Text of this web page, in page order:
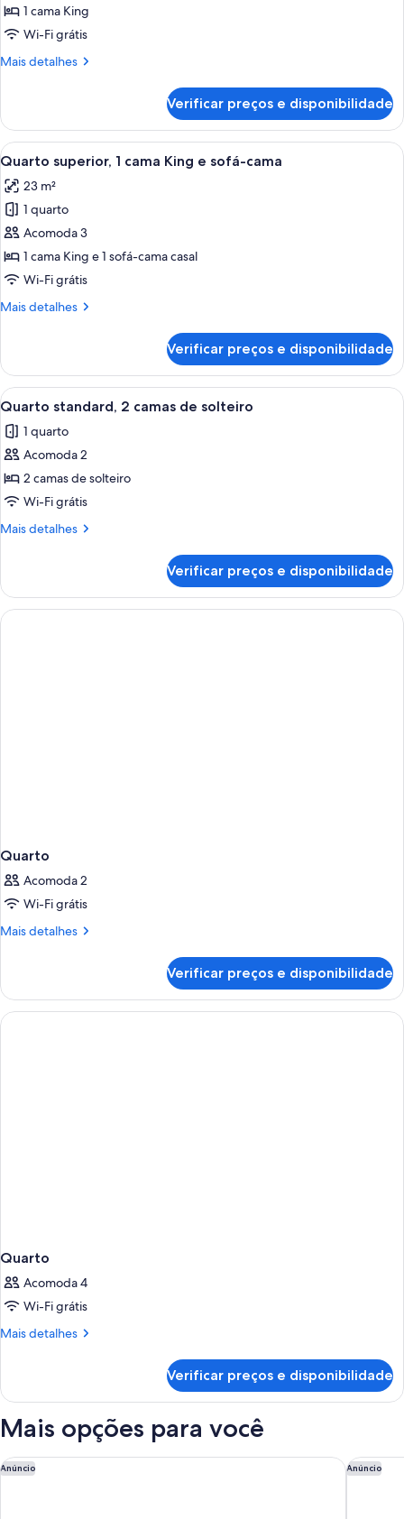
Quarto
standard,
cama
1 cama King
Wi-Fi grátis
Mais detalhes
Mais
standard,
cama
Verificar preços e disponibilidade
Carrega
todas
as
fotos
de
Quarto
superior,
cama
sofá-
cama
Roupas de cama premium, cofres
5
Quarto superior, 1 cama King e sofá-cama
23 m²
1 quarto
Acomoda 3
1 cama King e 1 sofá-cama casal
Wi-Fi grátis
Mais detalhes
Mais
superior,
cama
e
sofá-
Verificar preços e disponibilidade
Carrega
todas
as
fotos
de
Quarto
standard,
de
solteiro
Quarto de hotel com cama,
5
Quarto standard, 2 camas de solteiro
1 quarto
Acomoda 2
2 camas de solteiro
Wi-Fi grátis
Mais detalhes
Mais
standard,
camas
Verificar preços e disponibilidade
Quarto
Acomoda 2
Wi-Fi grátis
Mais detalhes
Mais
Verificar preços e disponibilidade
Quarto
Acomoda 4
Wi-Fi grátis
Mais detalhes
Mais
Verificar preços e disponibilidade
Mais opções para você
Anúncio
Appart'City Confort La Ciotat Cote Port Anúncio